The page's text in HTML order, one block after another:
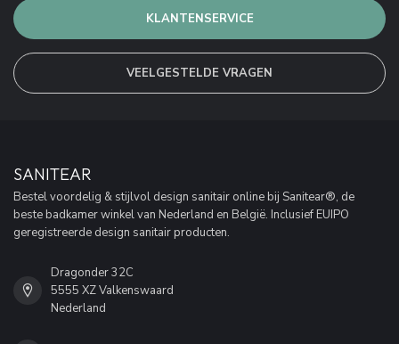
KLANTENSERVICE
VEELGESTELDE VRAGEN
SANITEAR
Bestel voordelig & stijlvol design sanitair online bij Sanitear®, de
beste badkamer winkel van Nederland en België. Inclusief EUIPO
geregistreerde design sanitair producten.
Dragonder 32C
5555 XZ Valkenswaard
Nederland